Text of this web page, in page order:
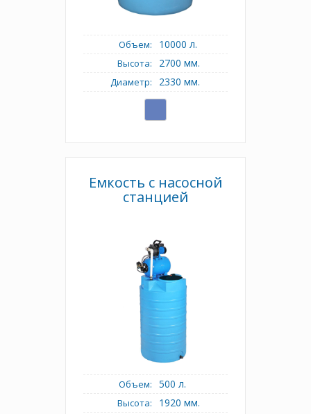
Объем: 10000 л.
Высота: 2700 мм.
Диаметр: 2330 мм.
Емкость с насосной
станцией
Объем: 500 л.
Высота: 1920 мм.